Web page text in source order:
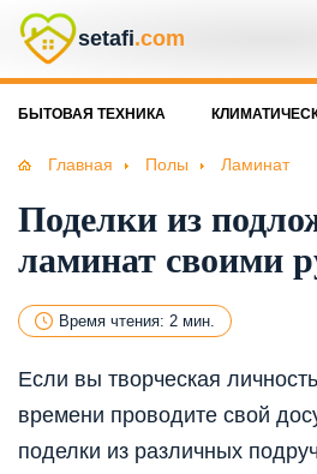
setafi.com
БЫТОВАЯ ТЕХНИКА
Главная Полы Ламинат
Поделки из
ламинат своими
Время чтения: 2 мин.
Если вы творческая
времени проводите свой
поделки из различных